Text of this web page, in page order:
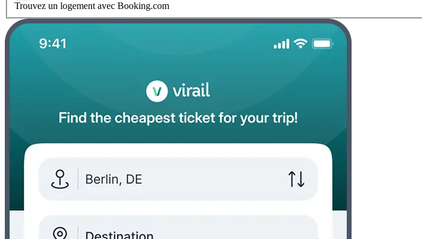
Trouvez un logement avec Booking.com